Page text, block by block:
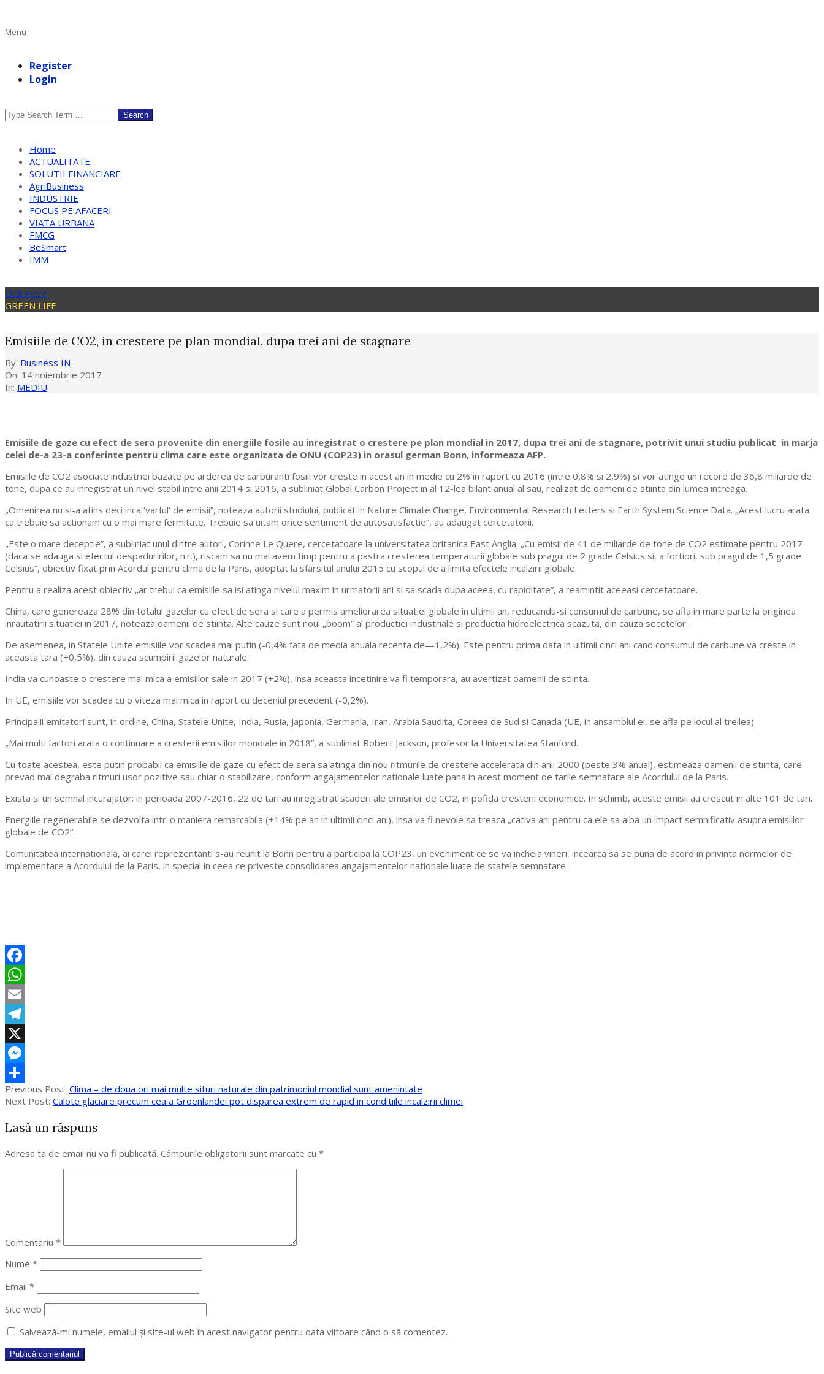
Primary
Menu
Register
Login
Search
Home
ACTUALITATE
SOLUTII FINANCIARE
AgriBusiness
INDUSTRIE
FOCUS PE AFACERI
VIATA URBANA
FMCG
BeSmart
IMM
Click Here
GREEN LIFE
Emisiile de CO2, in crestere pe plan mondial, dupa trei ani de stagnare
By: Business IN
On: 14 noiembrie 2017
In: MEDIU
Emisiile de gaze cu efect de sera provenite din energiile fosile au inregistrat o crestere pe plan mondial in 2017, dupa trei ani de stagnare, potrivit unui studiu publicat in marja
celei de-a 23-a conferinte pentru clima care este organizata de ONU (COP23) in orasul german Bonn, informeaza AFP.
Emisiile de CO2 asociate industriei bazate pe arderea de carburanti fosili vor creste in acest an in medie cu 2% in raport cu 2016 (intre 0,8% si 2,9%) si vor atinge un record de 36,8 miliarde de
tone, dupa ce au inregistrat un nivel stabil intre anii 2014 si 2016, a subliniat Global Carbon Project in al 12-lea bilant anual al sau, realizat de oameni de stiinta din lumea intreaga.
„Omenirea nu si-a atins deci inca ‘varful’ de emisii”, noteaza autorii studiului, publicat in Nature Climate Change, Environmental Research Letters si Earth System Science Data. „Acest lucru arata
ca trebuie sa actionam cu o mai mare fermitate. Trebuie sa uitam orice sentiment de autosatisfactie”, au adaugat cercetatorii.
„Este o mare deceptie”, a subliniat unul dintre autori, Corinne Le Quere, cercetatoare la universitatea britanica East Anglia. „Cu emisii de 41 de miliarde de tone de CO2 estimate pentru 2017
(daca se adauga si efectul despaduririlor, n.r.), riscam sa nu mai avem timp pentru a pastra cresterea temperaturii globale sub pragul de 2 grade Celsius si, a fortiori, sub pragul de 1,5 grade
Celsius”, obiectiv fixat prin Acordul pentru clima de la Paris, adoptat la sfarsitul anului 2015 cu scopul de a limita efectele incalzirii globale.
Pentru a realiza acest obiectiv „ar trebui ca emisiile sa isi atinga nivelul maxim in urmatorii ani si sa scada dupa aceea, cu rapiditate”, a reamintit aceeasi cercetatoare.
China, care genereaza 28% din totalul gazelor cu efect de sera si care a permis ameliorarea situatiei globale in ultimii an, reducandu-si consumul de carbune, se afla in mare parte la originea
inrautatirii situatiei in 2017, noteaza oamenii de stiinta. Alte cauze sunt noul „boom” al productiei industriale si productia hidroelectrica scazuta, din cauza secetelor.
De asemenea, in Statele Unite emisiile vor scadea mai putin (-0,4% fata de media anuala recenta de—1,2%). Este pentru prima data in ultimii cinci ani cand consumul de carbune va creste in
aceasta tara (+0,5%), din cauza scumpirii gazelor naturale.
India va cunoaste o crestere mai mica a emisiilor sale in 2017 (+2%), insa aceasta incetinire va fi temporara, au avertizat oamenii de stiinta.
In UE, emisiile vor scadea cu o viteza mai mica in raport cu deceniul precedent (-0,2%).
Principalii emitatori sunt, in ordine, China, Statele Unite, India, Rusia, Japonia, Germania, Iran, Arabia Saudita, Coreea de Sud si Canada (UE, in ansamblul ei, se afla pe locul al treilea).
„Mai multi factori arata o continuare a cresterii emisiilor mondiale in 2018”, a subliniat Robert Jackson, profesor la Universitatea Stanford.
Cu toate acestea, este putin probabil ca emisiile de gaze cu efect de sera sa atinga din nou ritmurile de crestere accelerata din anii 2000 (peste 3% anual), estimeaza oamenii de stiinta, care
prevad mai degraba ritmuri usor pozitive sau chiar o stabilizare, conform angajamentelor nationale luate pana in acest moment de tarile semnatare ale Acordului de la Paris.
Exista si un semnal incurajator: in perioada 2007-2016, 22 de tari au inregistrat scaderi ale emisiilor de CO2, in pofida cresterii economice. In schimb, aceste emisii au crescut in alte 101 de tari.
Energiile regenerabile se dezvolta intr-o maniera remarcabila (+14% pe an in ultimii cinci ani), insa va fi nevoie sa treaca „cativa ani pentru ca ele sa aiba un impact semnificativ asupra emisiilor
globale de CO2”.
Comunitatea internationala, ai carei reprezentanti s-au reunit la Bonn pentru a participa la COP23, un eveniment ce se va incheia vineri, incearca sa se puna de acord in privinta normelor de
implementare a Acordului de la Paris, in special in ceea ce priveste consolidarea angajamentelor nationale luate de statele semnatare.
Facebook
WhatsApp
Email
Telegram
X
Messenger
Partajează
2017-
11-
Previous Post: Clima – de doua ori mai multe situri naturale din patrimoniul mondial sunt amenintate
Next Post: Calote glaciare precum cea a Groenlandei pot disparea extrem de rapid in conditiile incalzirii climei
Lasă un răspuns
Adresa ta de email nu va fi publicată. Câmpurile obligatorii sunt marcate cu *
Comentariu *
Nume *
Email *
Site web
Salvează-mi numele, emailul și site-ul web în acest navigator pentru data viitoare când o să comentez.